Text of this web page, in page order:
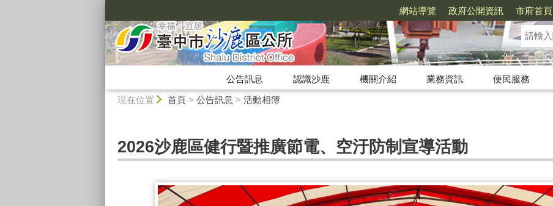
網站導覽 政府公開資訊 市府首頁
公告訊息 認識沙鹿 機關介紹 業務資訊 便民服務
現在位置 首頁> 公告訊息 > 活動相簿
2026沙鹿區健行暨推廣節電、空汙防制宣導活動